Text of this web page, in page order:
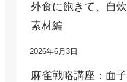
外食に飽きて、自
素材編
2026年6月3日
麻雀戦略講座：面